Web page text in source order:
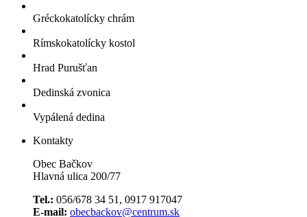
Gréckokatolícky chrám
Rímskokatolícky kostol
Hrad Purušťan
Dedinská zvonica
Vypálená dedina
Kontakty
Obec Bačkov
Hlavná ulica 200/77
Tel.: 056/678 34 51, 0917 917047
E-mail: obecbackov@centrum.sk